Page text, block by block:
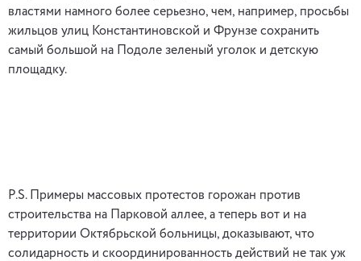
властями намного более серьезно, чем, например, просьбы
жильцов улиц Константиновской и Фрунзе сохранить
самый большой на Подоле зеленый уголок и детскую
площадку.
P.S. Примеры массовых протестов горожан против
строительства на Парковой аллее, а теперь вот и на
территории Октябрьской больницы, доказывают, что
солидарность и скоординированность действий не так уж